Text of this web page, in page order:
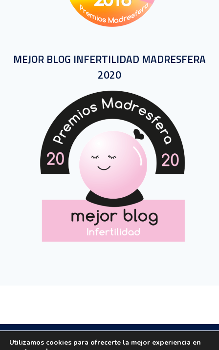
MEJOR BLOG INFERTILIDAD MADRESFERA
2020
Copyright © 2020 All rights reserved.
Utilizamos cookies para ofrecerte la mejor experiencia en